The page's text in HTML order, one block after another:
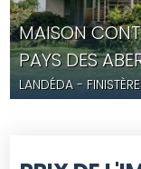
MAISON
PAYS DES
LANDÉDA-